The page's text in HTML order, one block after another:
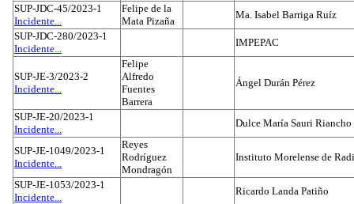
SUP-JDC-45/2023-1
Incidente...
Felipe de la
Mata Pizaña
Ma. Isabel Barriga Ruíz
SUP-JDC-280/2023-1
Incidente...
IMPEPAC
SUP-JE-3/2023-2
Incidente...
Felipe
Alfredo
Fuentes
Barrera
Ángel Durán Pérez
SUP-JE-20/2023-1
Incidente...
Dulce María Sauri
SUP-JE-1049/2023-1
Incidente...
Reyes
Rodríguez
Mondragón
Instituto Morelense de
SUP-JE-1053/2023-1
Incidente...
Ricardo Landa Patiño